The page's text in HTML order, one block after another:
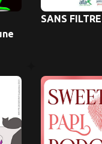
SANS FILTRE